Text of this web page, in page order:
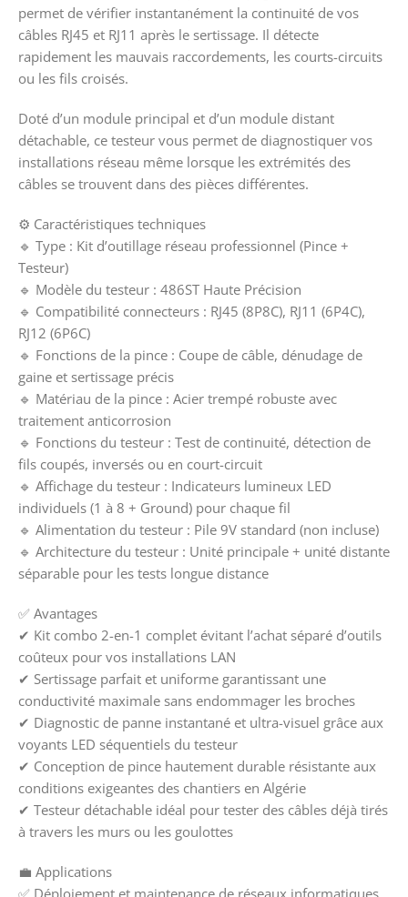
permet de vérifier instantanément la continuité de vos
câbles RJ45 et RJ11 après le sertissage. Il détecte
rapidement les mauvais raccordements, les courts-circuits
ou les fils croisés.
Doté d’un module principal et d’un module distant
détachable, ce testeur vous permet de diagnostiquer vos
installations réseau même lorsque les extrémités des
câbles se trouvent dans des pièces différentes.
⚙️ Caractéristiques techniques
🔹 Type : Kit d’outillage réseau professionnel (Pince +
Testeur)
🔹 Modèle du testeur : 486ST Haute Précision
🔹 Compatibilité connecteurs : RJ45 (8P8C), RJ11 (6P4C),
RJ12 (6P6C)
🔹 Fonctions de la pince : Coupe de câble, dénudage de
gaine et sertissage précis
🔹 Matériau de la pince : Acier trempé robuste avec
traitement anticorrosion
🔹 Fonctions du testeur : Test de continuité, détection de
fils coupés, inversés ou en court-circuit
🔹 Affichage du testeur : Indicateurs lumineux LED
individuels (1 à 8 + Ground) pour chaque fil
🔹 Alimentation du testeur : Pile 9V standard (non incluse)
🔹 Architecture du testeur : Unité principale + unité distante
séparable pour les tests longue distance
✅ Avantages
✔ Kit combo 2-en-1 complet évitant l’achat séparé d’outils
coûteux pour vos installations LAN
✔ Sertissage parfait et uniforme garantissant une
conductivité maximale sans endommager les broches
✔ Diagnostic de panne instantané et ultra-visuel grâce aux
voyants LED séquentiels du testeur
✔ Conception de pince hautement durable résistante aux
conditions exigeantes des chantiers en Algérie
✔ Testeur détachable idéal pour tester des câbles déjà tirés
à travers les murs ou les goulottes
💼 Applications